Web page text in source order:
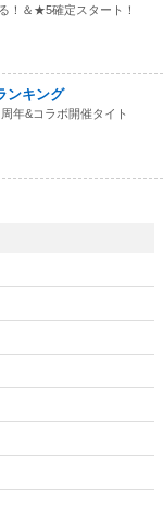
！＆★5確定スタート！
ンキング
年&コラボ開催タイト